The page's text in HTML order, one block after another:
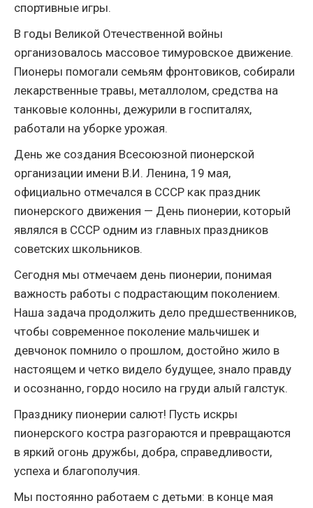
спортивные игры.
В годы Великой Отечественной войны
организовалось массовое тимуровское движение.
Пионеры помогали семьям фронтовиков, собирали
лекарственные травы, металлолом, средства на
танковые колонны, дежурили в госпиталях,
работали на уборке урожая.
День же создания Всесоюзной пионерской
организации имени В.И. Ленина, 19 мая,
официально отмечался в СССР как праздник
пионерского движения — День пионерии, который
являлся в СССР одним из главных праздников
советских школьников.
Сегодня мы отмечаем день пионерии, понимая
важность работы с подрастающим поколением.
Наша задача продолжить дело предшественников,
чтобы современное поколение мальчишек и
девчонок помнило о прошлом, достойно жило в
настоящем и четко видело будущее, знало правду
и осознанно, гордо носило на груди алый галстук.
Празднику пионерии салют! Пусть искры
пионерского костра разгораются и превращаются
в яркий огонь дружбы, добра, справедливости,
успеха и благополучия.
Мы постоянно работаем с детьми: в конце мая